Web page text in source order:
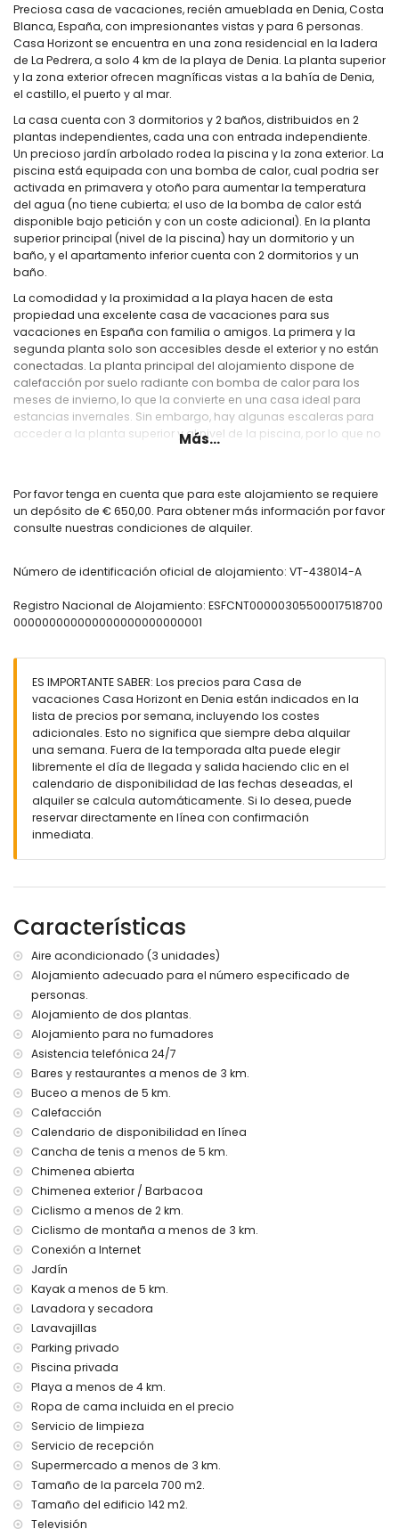
Preciosa casa de vacaciones, recién amueblada en Denia, Costa
Blanca, España, con impresionantes vistas y para 6 personas.
Casa Horizont se encuentra en una zona residencial en la ladera
de La Pedrera, a solo 4 km de la playa de Denia. La planta superior
y la zona exterior ofrecen magníficas vistas a la bahía de Denia,
el castillo, el puerto y al mar.
La casa cuenta con 3 dormitorios y 2 baños, distribuidos en 2
plantas independientes, cada una con entrada independiente.
Un precioso jardín arbolado rodea la piscina y la zona exterior. La
piscina está equipada con una bomba de calor, cual podria ser
activada en primavera y otoño para aumentar la temperatura
del agua (no tiene cubierta; el uso de la bomba de calor está
disponible bajo petición y con un coste adicional). En la planta
superior principal (nivel de la piscina) hay un dormitorio y un
baño, y el apartamento inferior cuenta con 2 dormitorios y un
baño.
La comodidad y la proximidad a la playa hacen de esta
propiedad una excelente casa de vacaciones para sus
vacaciones en España con familia o amigos. La primera y la
segunda planta solo son accesibles desde el exterior y no están
conectadas. La planta principal del alojamiento dispone de
calefacción por suelo radiante con bomba de calor para los
meses de invierno, lo que la convierte en una casa ideal para
estancias invernales. Sin embargo, hay algunas escaleras para
acceder a la planta superior y al nivel de la piscina, por lo que no
Casa Horizont requieer una fianza de 650€
Interior de Casa Horizont, primera planta
Chimenea de leña en el salón
Cocina y sala de estar de concepto abierto
Terraza con comedor e impresionantes vistas al mar
acondicionado
Baño con ducha e inodoro
Lavadero con lavadora y secadora
Cocina de concepto abierto
Cama supletoria o uso del sofá cama disponible bajo
petición y con coste adicional
Cocina, planta principal
Cocina de concepto abierto con placa eléctrica, horno
eléctrico, microondas, lavavajillas, frigorífico-congelador,
cafetera, hervidor de agua, tostadora y exprimidor
Interior de Casa Horizont, planta baja con entrada
Cocina americana con frigorífico, fregadero, lavavajillas,
cafetera y hervidor de agua
Dormitorio con aire acondicionado y cama king-size (200 x
180 cm)
Dormitorio con dos camas individuales (200 90 cm x 90
cm) y ventilador
Baño con lavabo, ducha, inodoro y secador de pelo
Cama supletoria o sofá cama disponibles bajo petición y
con cargo adicional
Radiatores electricos para invierno
Piscina privada de 6 m x 4 m; uso de la bomba de calor
disponible bajo petición y con cargo adicional
Varias terrazas, incluyendo una azotea
Cocina exterior con fregadero y barbacoa de gas
Zona de comedor exterior
4 tumbonas
Plaza de aparcamiento cubierta y plaza de aparcamiento
privada
Magníficas vistas
Más información
Pueblo más cercano a 3 kilómetros de la casa
Playa más cercana: Denia (a 4 kilómetros de la casa)
Puerto más cercano a 3 kilómetros de la casa
Parque más cercano a 3 kilómetros de la casa
Aeropuerto más cercano: Alicante (a 100 kilómetros de la
Segundo aeropuerto más cercano: Valencia (a 100
kilómetros de la casa)
Transporte público cercano: autobús A 3 kilómetros y tren a
2 kilómetros
No se permite fumar
Más...
Por favor tenga en cuenta que para este alojamiento se requiere
un depósito de € 650,00. Para obtener más información por favor
consulte nuestras condiciones de alquiler.
Número de identificación oficial de alojamiento: VT-438014-A
Registro Nacional de Alojamiento: ESFCNT00000305500017518700
000000000000000000000000001
ES IMPORTANTE SABER: Los precios para Casa de
vacaciones Casa Horizont en Denia están indicados en la
lista de precios por semana, incluyendo los costes
adicionales. Esto no significa que siempre deba alquilar
una semana. Fuera de la temporada alta puede elegir
libremente el día de llegada y salida haciendo clic en el
calendario de disponibilidad de las fechas deseadas, el
alquiler se calcula automáticamente. Si lo desea, puede
reservar directamente en línea con confirmación
inmediata.
Características
Aire acondicionado (3 unidades)
Alojamiento adecuado para el número especificado de
personas.
Alojamiento de dos plantas.
Alojamiento para no fumadores
Asistencia telefónica 24/7
Bares y restaurantes a menos de 3 km.
Buceo a menos de 5 km.
Calefacción
Calendario de disponibilidad en línea
Cancha de tenis a menos de 5 km.
Chimenea abierta
Chimenea exterior / Barbacoa
Ciclismo a menos de 2 km.
Ciclismo de montaña a menos de 3 km.
Conexión a Internet
Jardín
Kayak a menos de 5 km.
Lavadora y secadora
Lavavajillas
Parking privado
Piscina privada
Playa a menos de 4 km.
Ropa de cama incluida en el precio
Servicio de limpieza
Servicio de recepción
Supermercado a menos de 3 km.
Tamaño de la parcela 700 m2.
Tamaño del edificio 142 m2.
Televisión